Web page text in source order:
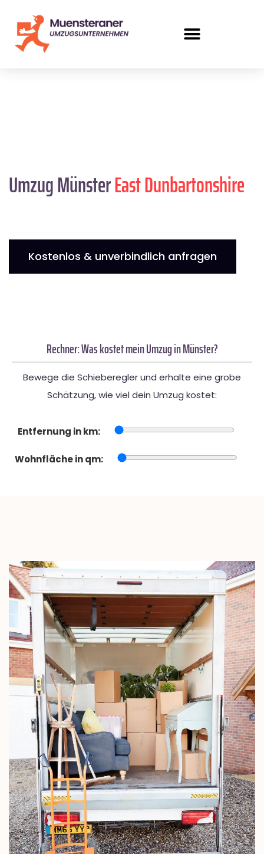
Umzug MünsterEast Dunbartonshire
Kostenlos & unverbindlich anfragen
Rechner: Was kostet mein Umzug in Münster?
Bewege die Schieberegler und erhalte eine grobe
Schätzung, wie viel dein Umzug kostet:
Entfernung in km:
Wohnfläche in qm: